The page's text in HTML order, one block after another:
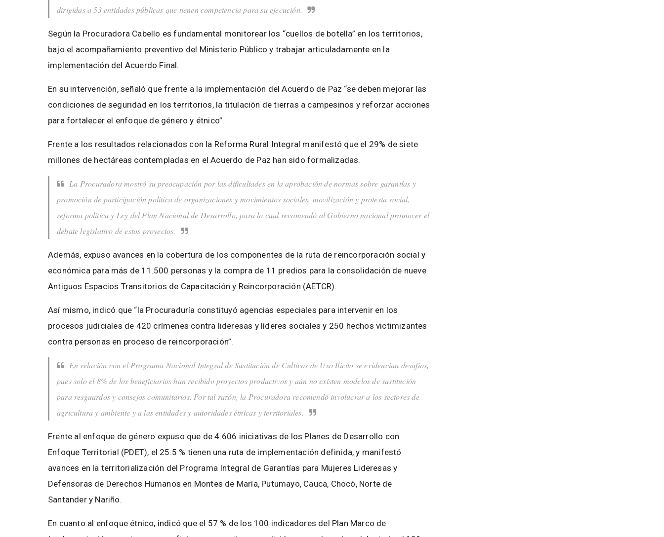
dirigidas a 53 entidades públicas que tienen competencia para su ejecución.
Según la Procuradora Cabello es fundamental monitorear los “cuellos de botella” en los territorios,
bajo el acompañamiento preventivo del Ministerio Público y trabajar articuladamente en la
implementación del Acuerdo Final.
En su intervención, señaló que frente a la implementación del Acuerdo de Paz “se deben mejorar las
condiciones de seguridad en los territorios, la titulación de tierras a campesinos y reforzar acciones
para fortalecer el enfoque de género y étnico”.
Frente a los resultados relacionados con la Reforma Rural Integral manifestó que el 29% de siete
millones de hectáreas contempladas en el Acuerdo de Paz han sido formalizadas.
La Procuradora mostró su preocupación por las dificultades en la aprobación de normas sobre garantías y
promoción de participación política de organizaciones y movimientos sociales, movilización y protesta social,
reforma política y Ley del Plan Nacional de Desarrollo, para lo cual recomendó al Gobierno nacional promover el
debate legislativo de estos proyectos.
Además, expuso avances en la cobertura de los componentes de la ruta de reincorporación social y
económica para más de 11.500 personas y la compra de 11 predios para la consolidación de nueve
Antiguos Espacios Transitorios de Capacitación y Reincorporación (AETCR).
Así mismo, indicó que “la Procuraduría constituyó agencias especiales para intervenir en los
procesos judiciales de 420 crímenes contra lideresas y líderes sociales y 250 hechos victimizantes
contra personas en proceso de reincorporación”.
En relación con el Programa Nacional Integral de Sustitución de Cultivos de Uso Ilícito se evidencian desafíos,
pues solo el 8% de los beneficiarios han recibido proyectos productivos y aún no existen modelos de sustitución
para resguardos y consejos comunitarios. Por tal razón, la Procuradora recomendó involucrar a los sectores de
agricultura y ambiente y a las entidades y autoridades étnicas y territoriales.
Frente al enfoque de género expuso que de 4.606 iniciativas de los Planes de Desarrollo con
Enfoque Territorial (PDET), el 25.5 % tienen una ruta de implementación definida, y manifestó
avances en la territorialización del Programa Integral de Garantías para Mujeres Lideresas y
Defensoras de Derechos Humanos en Montes de María, Putumayo, Cauca, Chocó, Norte de
Santander y Nariño.
En cuanto al enfoque étnico, indicó que el 57 % de los 100 indicadores del Plan Marco de